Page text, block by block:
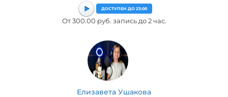
ДОСТУПЕН ДО 23:00
От 300.00 руб. запись до 2 час.
Елизавета Ушакова